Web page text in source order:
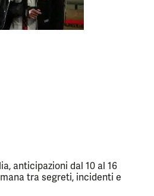
anticipazioni dal 10 al 16
tra segreti, incidenti e